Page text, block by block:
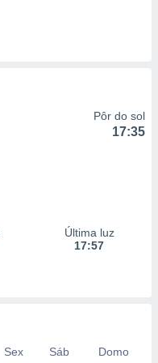
Pôr do sol
17:35
Última luz
17:57
Sex Sáb
Domo